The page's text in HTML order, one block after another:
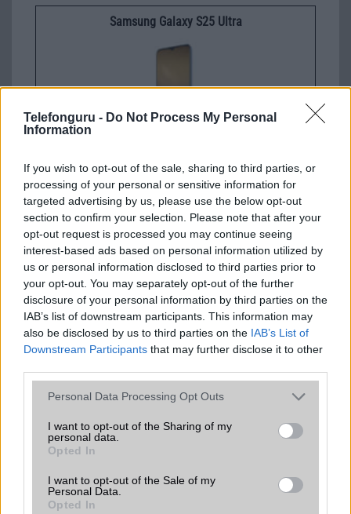
Telefonguru - Do Not Process My Personal
Information
If you wish to opt-out of the sale, sharing to third parties, or
processing of your personal or sensitive information for
targeted advertising by us, please use the below opt-out
section to confirm your selection. Please note that after your
opt-out request is processed you may continue seeing
interest-based ads based on personal information utilized by
us or personal information disclosed to third parties prior to
your opt-out. You may separately opt-out of the further
disclosure of your personal information by third parties on the
IAB’s list of downstream participants. This information may
also be disclosed by us to third parties on the IAB’s List of
Downstream Participants that may further disclose it to other
Please note that this website/app uses one or more Google
not limited to your visit or usage behaviour. You may click to
grant or deny consent to Google and its third-party tags to
use your data for below specified purposes in below Google
consent section.
Personal Data Processing Opt Outs
I want to opt-out of the Sharing of my
personal data.
Opted In
I want to opt-out of the Sale of my
Personal Data.
Opted In
Samsung Galaxy S25 Ultra
Nelly GSM
245.000 Ft (használt)
Samsung Galaxy S26 Ultra
Euro Gsm
392.000 Ft (új)
Számos népszerű Samsung Galaxy
készülék kimarad a One UI 9